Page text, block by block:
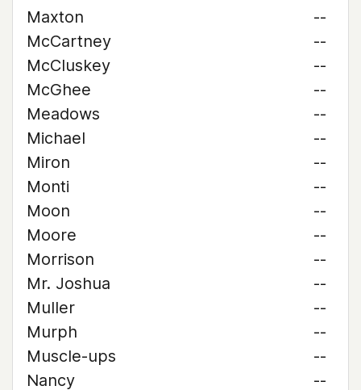
Maxton
--
McCartney
--
McCluskey
--
McGhee
--
Meadows
--
Michael
--
Miron
--
Monti
--
Moon
--
Moore
--
Morrison
--
Mr. Joshua
--
Muller
--
Murph
--
Muscle-ups
--
Nancy
--